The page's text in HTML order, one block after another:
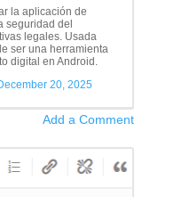
la aplicación de
seguridad del
legales. Usada
ser una herramienta
digital en Android.
20, 2025
Add a Comment